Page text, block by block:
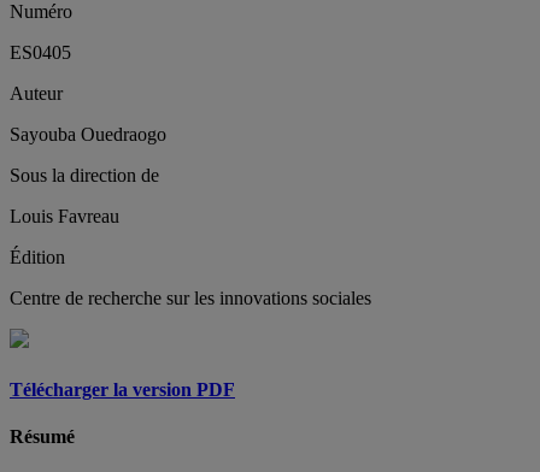
Numéro
ES0405
Auteur
Sayouba Ouedraogo
Sous la direction de
Louis Favreau
Édition
Centre de recherche sur les innovations sociales
Télécharger la version PDF
Résumé